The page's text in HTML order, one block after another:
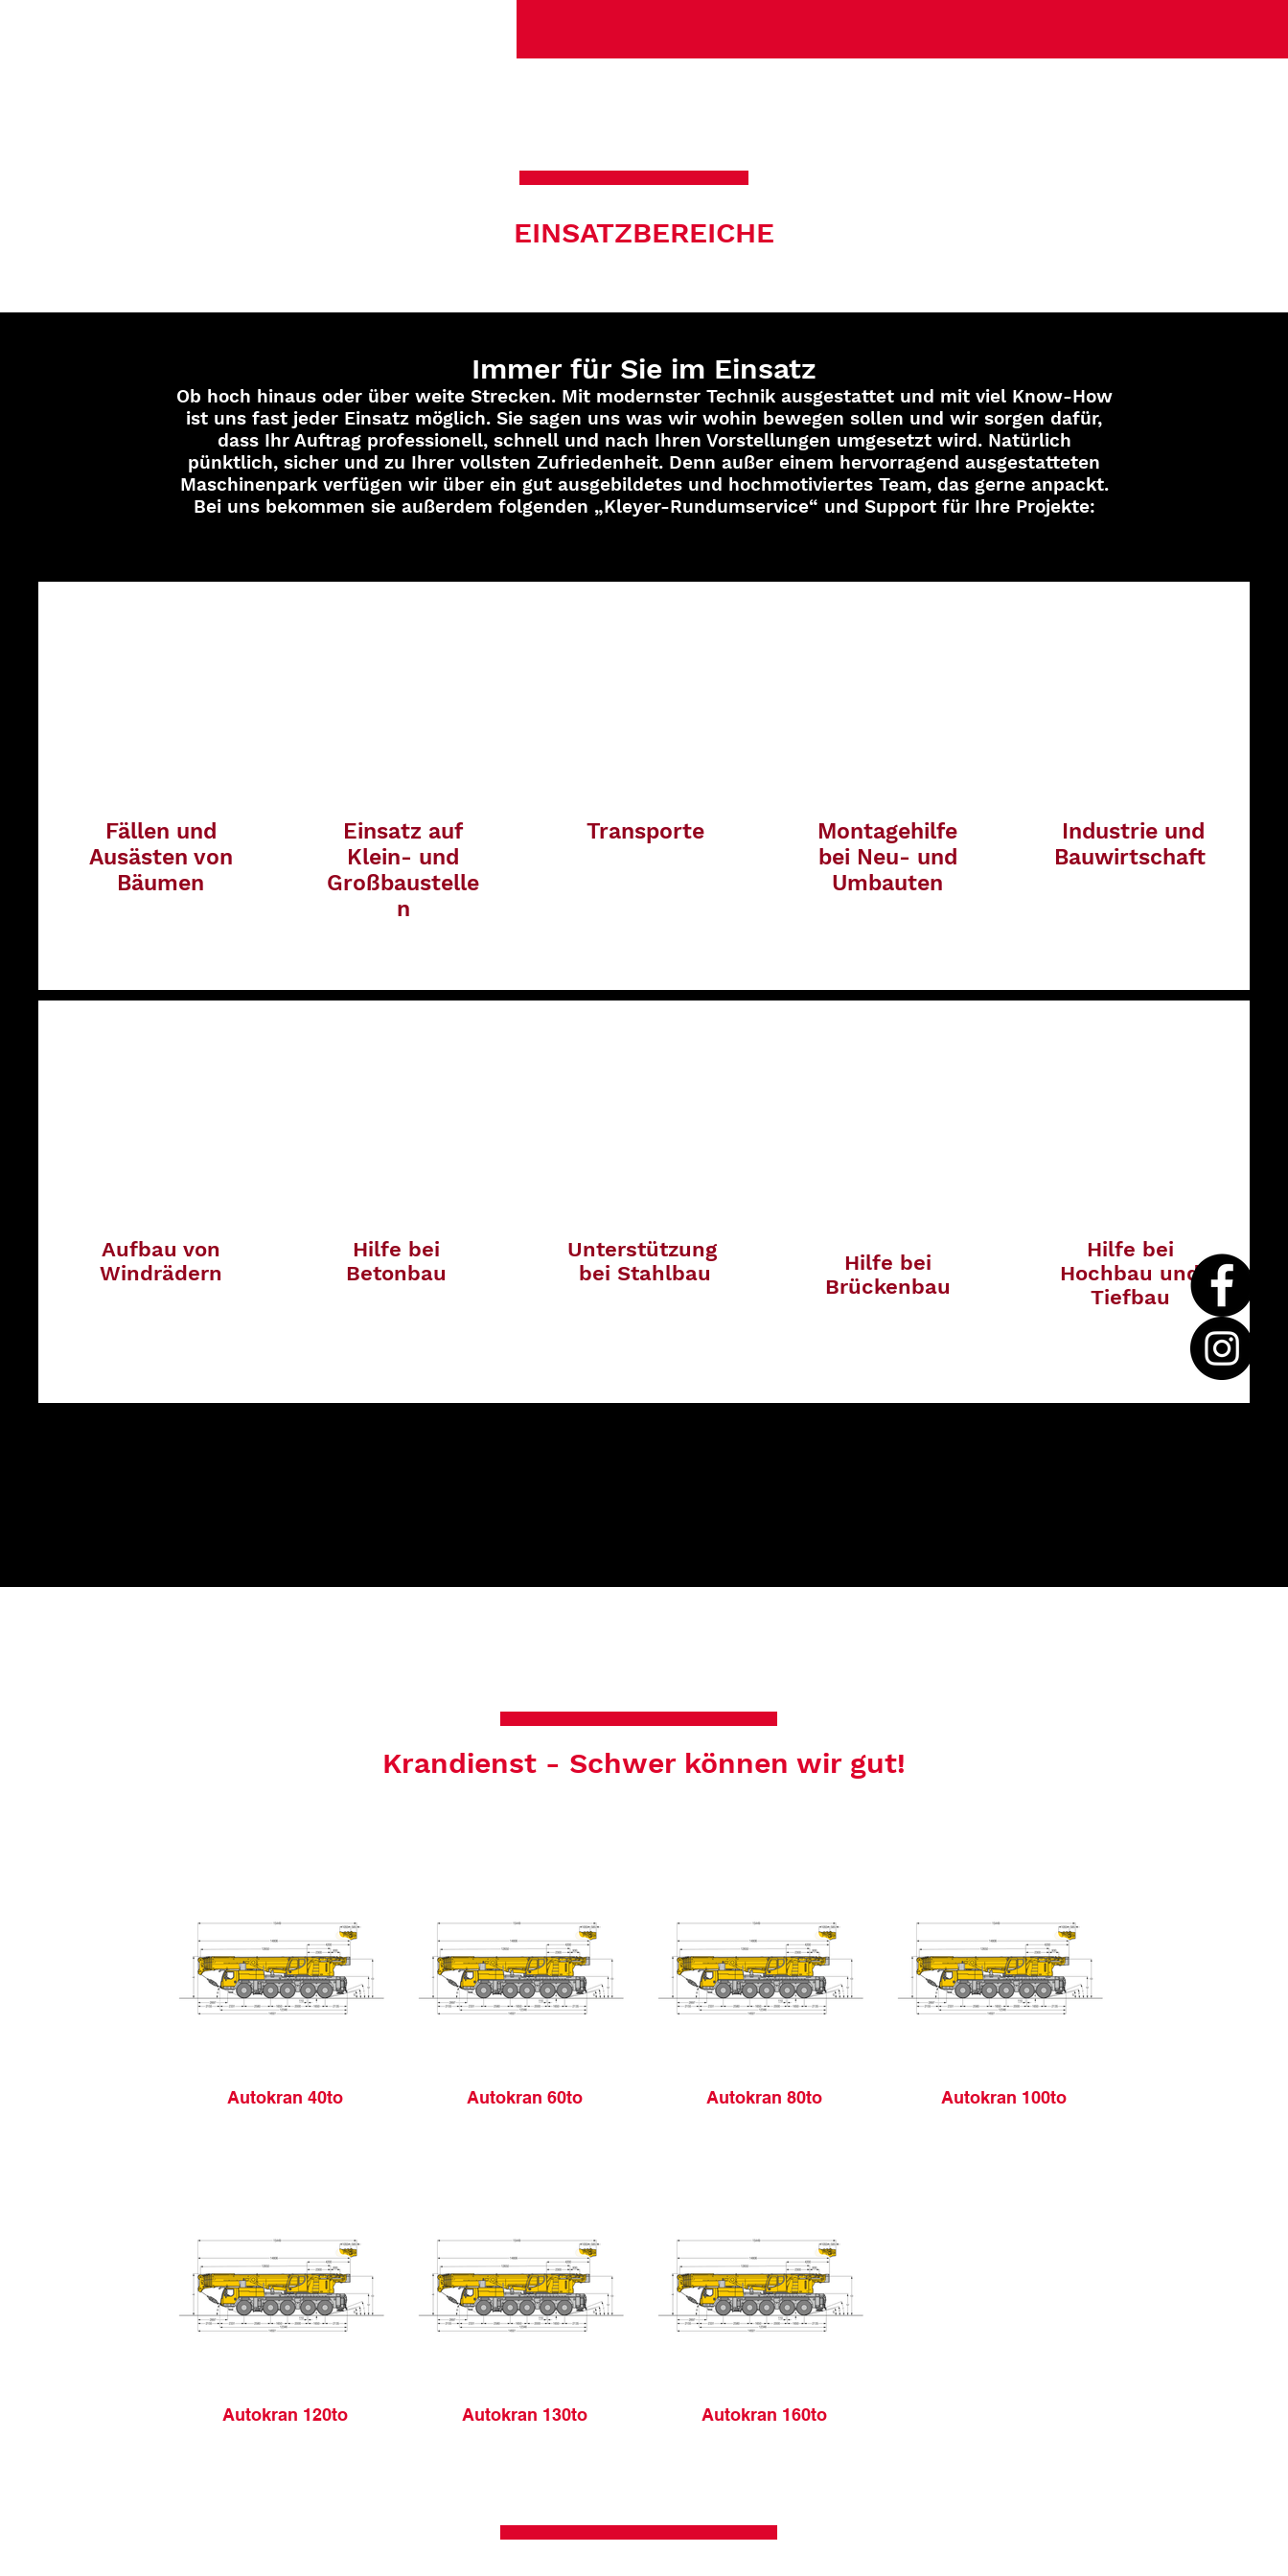
EINSATZBEREICHE
Immer für Sie im Einsatz
Ob hoch hinaus oder über weite Strecken. Mit modernster Technik ausgestattet und mit viel Know-How
ist uns fast jeder Einsatz möglich. Sie sagen uns was wir wohin bewegen sollen und wir sorgen dafür,
dass Ihr Auftrag professionell, schnell und nach Ihren Vorstellungen umgesetzt wird. Natürlich
pünktlich, sicher und zu Ihrer vollsten Zufriedenheit. Denn außer einem hervorragend ausgestatteten
Maschinenpark verfügen wir über ein gut ausgebildetes und hochmotiviertes Team, das gerne anpackt.
Bei uns bekommen sie außerdem folgenden „Kleyer-Rundumservice“ und Support für Ihre Projekte:
Fällen und
Ausästen von
Bäumen
Einsatz auf
Klein- und
Großbaustelle
n
Transporte
Montagehilfe
bei Neu- und
Umbauten
Industrie und
Bauwirtschaft
Aufbau von
Windrädern
Hilfe bei
Betonbau
Unterstützung
bei Stahlbau
Hilfe bei
Brückenbau
Hilfe bei
Hochbau und
Tiefbau
Krandienst - Schwer können wir gut!
Autokran 40to Autokran 60to Autokran 80to Autokran 100to
Autokran 120to Autokran 130to Autokran 160to